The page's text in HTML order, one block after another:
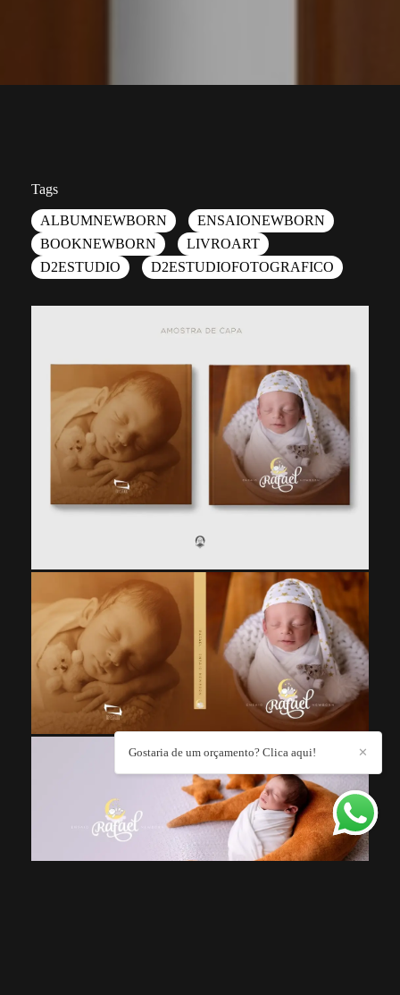
Tags
ALBUMNEWBORN
ENSAIONEWBORN
BOOKNEWBORN
LIVROART
D2ESTUDIO
D2ESTUDIOFOTOGRAFICO
✕
Gostaria de um orçamento? Clica aqui!